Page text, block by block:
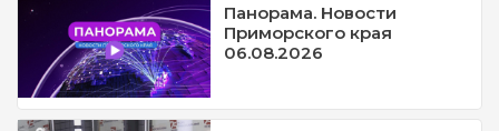
Панорама. Новости
Приморского края
06.08.2026